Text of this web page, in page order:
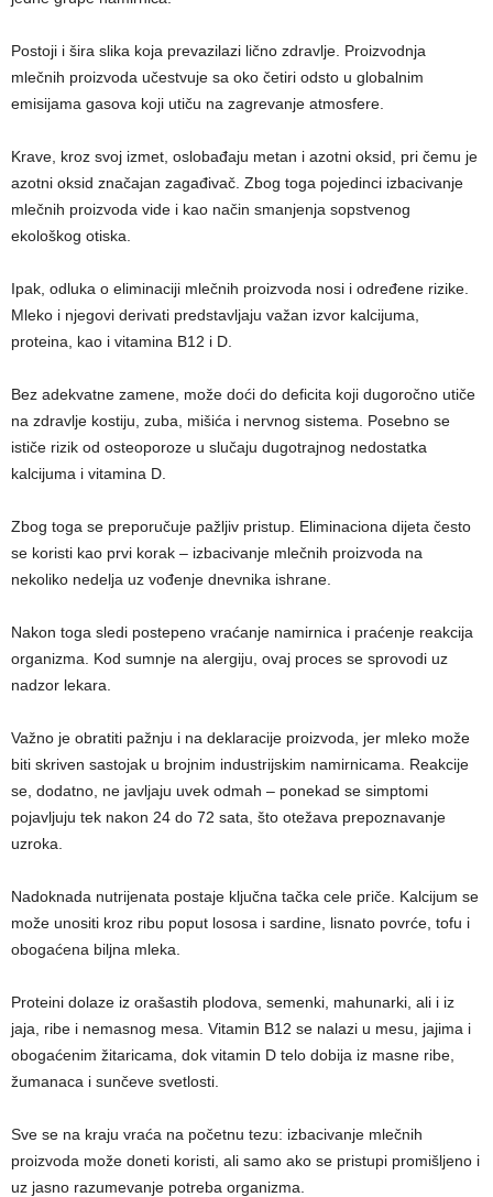
Postoji i šira slika koja prevazilazi lično zdravlje. Proizvodnja
mlečnih proizvoda učestvuje sa oko četiri odsto u globalnim
emisijama gasova koji utiču na zagrevanje atmosfere.
Krave, kroz svoj izmet, oslobađaju metan i azotni oksid, pri čemu je
azotni oksid značajan zagađivač. Zbog toga pojedinci izbacivanje
mlečnih proizvoda vide i kao način smanjenja sopstvenog
ekološkog otiska.
Ipak, odluka o eliminaciji mlečnih proizvoda nosi i određene rizike.
Mleko i njegovi derivati predstavljaju važan izvor kalcijuma,
proteina, kao i vitamina B12 i D.
Bez adekvatne zamene, može doći do deficita koji dugoročno utiče
na zdravlje kostiju, zuba, mišića i nervnog sistema. Posebno se
ističe rizik od osteoporoze u slučaju dugotrajnog nedostatka
kalcijuma i vitamina D.
Zbog toga se preporučuje pažljiv pristup. Eliminaciona dijeta često
se koristi kao prvi korak – izbacivanje mlečnih proizvoda na
nekoliko nedelja uz vođenje dnevnika ishrane.
Nakon toga sledi postepeno vraćanje namirnica i praćenje reakcija
organizma. Kod sumnje na alergiju, ovaj proces se sprovodi uz
nadzor lekara.
Važno je obratiti pažnju i na deklaracije proizvoda, jer mleko može
biti skriven sastojak u brojnim industrijskim namirnicama. Reakcije
se, dodatno, ne javljaju uvek odmah – ponekad se simptomi
pojavljuju tek nakon 24 do 72 sata, što otežava prepoznavanje
uzroka.
Nadoknada nutrijenata postaje ključna tačka cele priče. Kalcijum se
može unositi kroz ribu poput lososa i sardine, lisnato povrće, tofu i
obogaćena biljna mleka.
Proteini dolaze iz orašastih plodova, semenki, mahunarki, ali i iz
jaja, ribe i nemasnog mesa. Vitamin B12 se nalazi u mesu, jajima i
obogaćenim žitaricama, dok vitamin D telo dobija iz masne ribe,
žumanaca i sunčeve svetlosti.
Sve se na kraju vraća na početnu tezu: izbacivanje mlečnih
proizvoda može doneti koristi, ali samo ako se pristupi promišljeno i
uz jasno razumevanje potreba organizma.